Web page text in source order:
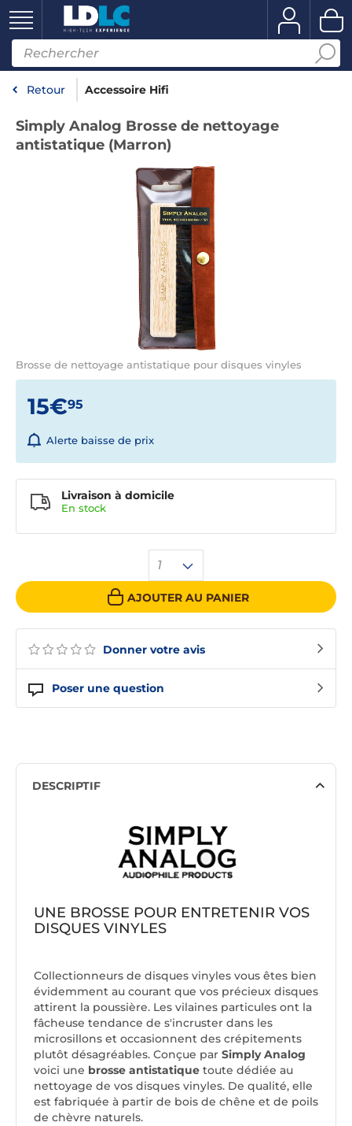
Retour Accessoire Hifi
Simply Analog Brosse de nettoyage
antistatique (Marron)
Brosse de nettoyage antistatique pour disques vinyles
Donner votre avis
Poser une question
15€95
Alerte baisse de prix
1
AJOUTER AU PANIER
Livraison à domicile
En stock
DESCRIPTIF
UNE BROSSE POUR ENTRETENIR VOS
DISQUES VINYLES
Collectionneurs de disques vinyles vous êtes bien
évidemment au courant que vos précieux disques
attirent la poussière. Les vilaines particules ont la
fâcheuse tendance de s'incruster dans les
microsillons et occasionnent des crépitements
plutôt désagréables. Conçue par Simply Analog
voici une brosse antistatique toute dédiée au
nettoyage de vos disques vinyles. De qualité, elle
est fabriquée à partir de bois de chêne et de poils
de chèvre naturels.